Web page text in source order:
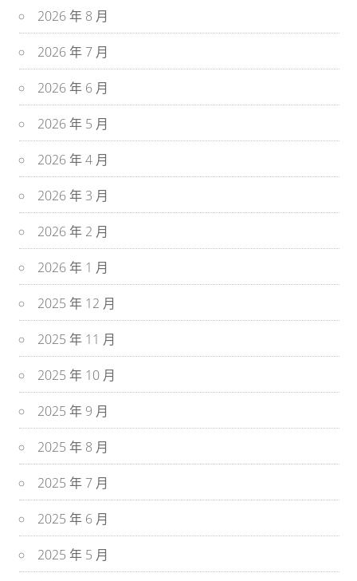
2026 年 8 月
2026 年 7 月
2026 年 6 月
2026 年 5 月
2026 年 4 月
2026 年 3 月
2026 年 2 月
2026 年 1 月
2025 年 12 月
2025 年 11 月
2025 年 10 月
2025 年 9 月
2025 年 8 月
2025 年 7 月
2025 年 6 月
2025 年 5 月